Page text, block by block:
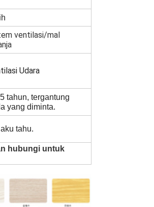
ventilasi/mal
Udara
tahun, tergantung
yang diminta.
tahu.
hubungi untuk